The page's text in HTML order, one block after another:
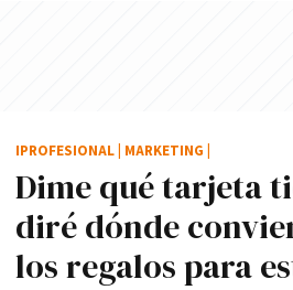
Dime qué tarjeta
diré dónde
los regalos para
IPROFESIONAL MARKETING